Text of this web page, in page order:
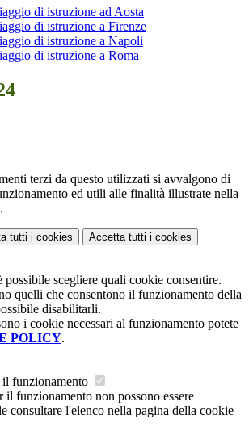
di istruzione ad Aosta
di istruzione a Firenze
di istruzione a Napoli
di istruzione a Roma
terzi da questo utilizzati si avvalgono di
ed utili alle finalità illustrate nella
.
tutti i cookies Accetta tutti i cookies
possibile scegliere quali cookie consentire.
quelli che consentono il funzionamento della
disabilitarli.
i cookie necessari al funzionamento potete
POLICY.
il funzionamento
il funzionamento non possono essere
consultare l'elenco nella pagina della cookie